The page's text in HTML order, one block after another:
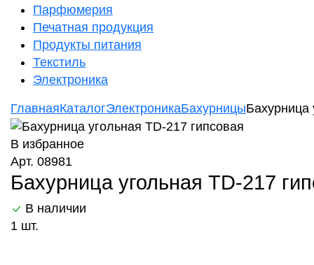
Парфюмерия
Печатная продукция
Продукты питания
Текстиль
Электроника
ГлавнаяКаталогЭлектроникаБахурницыБахурница
В избранное
Арт. 08981
Бахурница угольная TD-217
В наличии
1 шт.